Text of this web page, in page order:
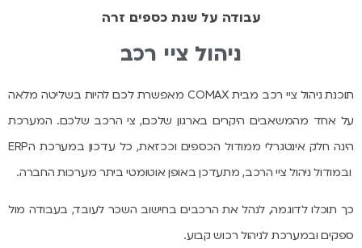
עבודה על שנת כספים זרה
ניהול ציי רכב
תוכנת ניהול ציי רכב מביתCOMAXמאפשרת לכם להיות בשליטה מלאה
על אחד מהמשאבים היקרים בארגון שלכם, צי הרכב שלכם. המערכת
הינה חלק אינטגרלי ממודול הכספים וככזאת, כל עדכון במערכת הERP
ובמודול ניהול ציי הרכב, מתעדכן באופן אוטומטי ביתר מערכות החברה.
כך תוכלו לדוגמה, לנהל את הרכבים בחישוב השכר לעובד, בעבודה מול
ספקים ובמערכת לניהול רכוש קבוע.